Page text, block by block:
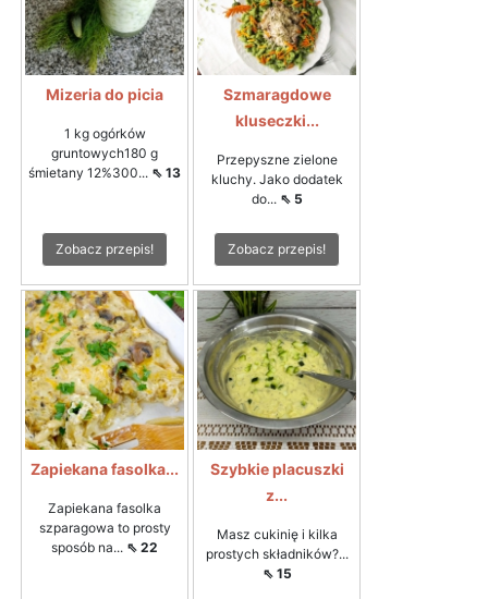
Mizeria do picia
1 kg ogórków
gruntowych180 g
śmietany 12%300... ⇖ 13
Zobacz przepis!
Szmaragdowe
kluseczki...
Przepyszne zielone
kluchy. Jako dodatek
do... ⇖ 5
Zobacz przepis!
Zapiekana fasolka...
Zapiekana fasolka
szparagowa to prosty
sposób na... ⇖ 22
Szybkie placuszki
z...
Masz cukinię i kilka
prostych składników?...
⇖ 15